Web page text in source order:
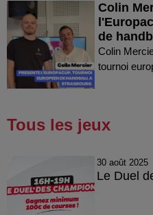
Colin
de
Colin
tournoi
Tous les jeux
30 août 2025
Le Duel